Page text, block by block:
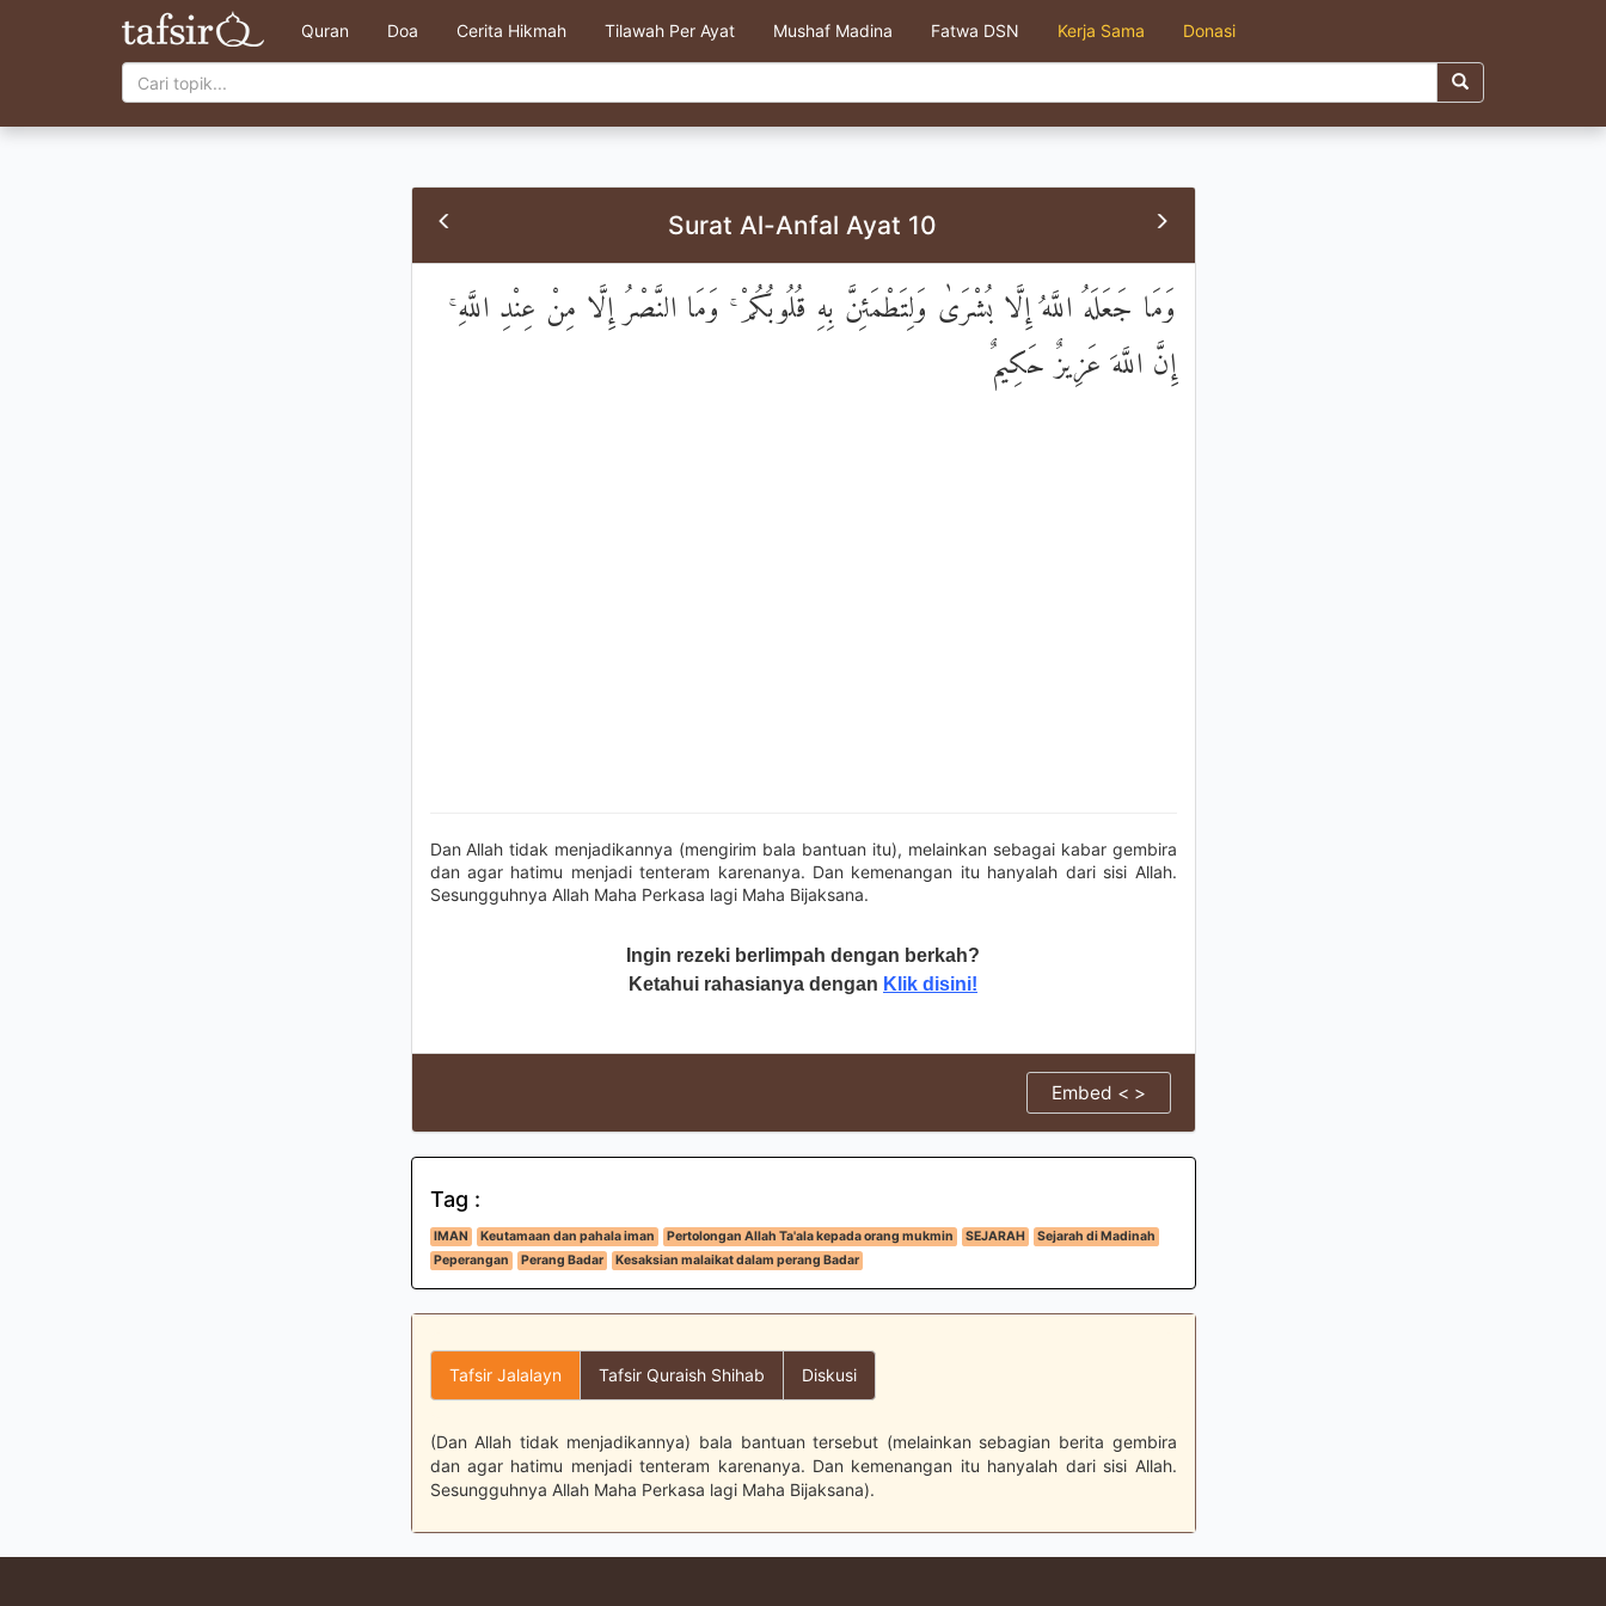
Quran Doa Cerita Hikmah Tilawah Per Ayat Mushaf Madina Fatwa DSN Kerja Sama Donasi
Surat Al-Anfal Ayat 10
وَمَا جَعَلَهُ اللَّهُ إِلَّا بُشْرَىٰ وَلِتَطْمَئِنَّ بِهِ قُلُوبُكُمْ ۚ وَمَا النَّصْرُ إِلَّا مِنْ عِنْدِ اللَّهِ ۚ
إِنَّ اللَّهَ عَزِيزٌ حَكِيمٌ
Dan Allah tidak menjadikannya (mengirim bala bantuan itu), melainkan sebagai kabar gembira
dan agar hatimu menjadi tenteram karenanya. Dan kemenangan itu hanyalah dari sisi Allah.
Sesungguhnya Allah Maha Perkasa lagi Maha Bijaksana.
Ingin rezeki berlimpah dengan berkah?
Ketahui rahasianya dengan Klik disini!
Embed < >
Tag :
IMAN Keutamaan dan pahala iman Pertolongan Allah Ta'ala kepada orang mukmin SEJARAH
Sejarah di Madinah
Peperangan
Perang Badar Kesaksian malaikat dalam perang Badar
Tafsir Jalalayn Tafsir Quraish Shihab Diskusi
(Dan Allah tidak menjadikannya) bala bantuan tersebut (melainkan sebagian berita gembira
dan agar hatimu menjadi tenteram karenanya. Dan kemenangan itu hanyalah dari sisi Allah.
Sesungguhnya Allah Maha Perkasa lagi Maha Bijaksana).